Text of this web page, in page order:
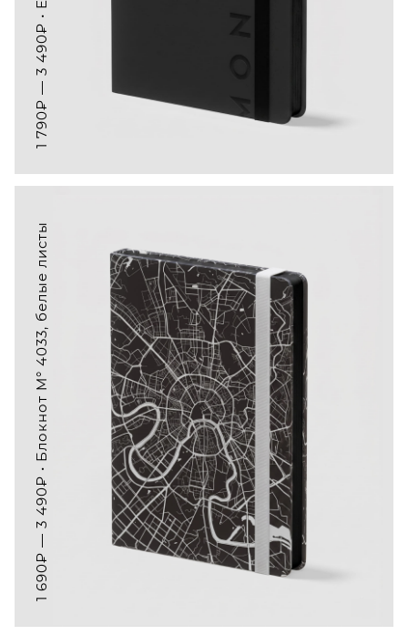
1 690₽ — 3 490₽ • Блокнот M° 4033, белые листы